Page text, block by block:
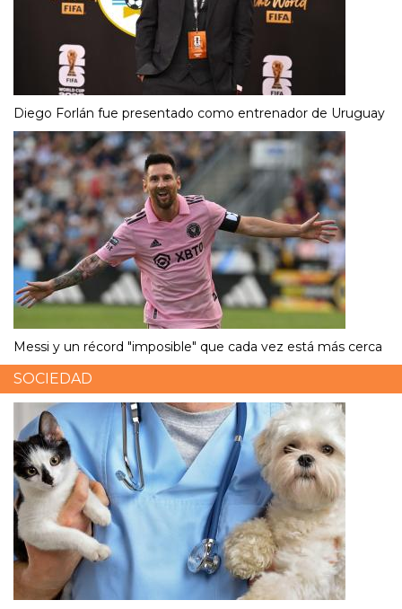
Diego Forlán fue presentado como entrenador de Uruguay
Messi y un récord "imposible" que cada vez está más cerca
SOCIEDAD